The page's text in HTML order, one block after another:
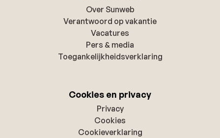
Over Sunweb
Verantwoord op vakantie
Vacatures
Pers & media
Toegankelijkheidsverklaring
Cookies en privacy
Privacy
Cookies
Cookieverklaring